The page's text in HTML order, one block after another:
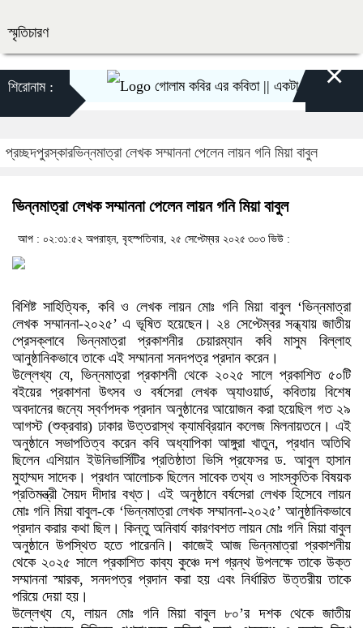
স্মৃতিচারণ
শিরোনাম : গোলাম কবির এর কবিতা || একটা কাঙ্ক্ষিত স্বপ্নের
×
প্রচ্ছদপুরস্কারভিন্নমাত্রা লেখক সম্মাননা পেলেন লায়ন গনি মিয়া বাবুল
ভিন্নমাত্রা লেখক সম্মাননা পেলেন লায়ন গনি মিয়া বাবুল
আপ : ০২:৩১:৫২ অপরাহ্ন, বৃহস্পতিবার, ২৫ সেপ্টেম্বর ২০২৫ ৩০৩ ভিউ :
বিশিষ্ট সাহিত্যিক, কবি ও লেখক লায়ন মোঃ গনি মিয়া বাবুল ‘ভিন্নমাত্রা
লেখক সম্মাননা-২০২৫’ এ ভূষিত হয়েছেন। ২৪ সেপ্টেম্বর সন্ধ্যায় জাতীয়
প্রেসক্লাবে ভিন্নমাত্রা প্রকাশনীর চেয়ারম্যান কবি মাসুম বিল্লাহ
আনুষ্ঠানিকভাবে তাকে এই সম্মাননা সনদপত্র প্রদান করেন।
উল্লেখ্য যে, ভিন্নমাত্রা প্রকাশনী থেকে ২০২৫ সালে প্রকাশিত ৫০টি
বইয়ের প্রকাশনা উৎসব ও বর্ষসেরা লেখক অ্যাওয়ার্ড, কবিতায় বিশেষ
অবদানের জন্যে স্বর্ণপদক প্রদান অনুষ্ঠানের আয়োজন করা হয়েছিল গত ২৯
আগস্ট (শুক্রবার) ঢাকার উত্তরাস্থ ক্যামব্রিয়ান কলেজ মিলনায়তনে। এই
অনুষ্ঠানে সভাপতিত্ব করেন কবি অধ্যাপিকা আঙ্গুরা খাতুন, প্রধান অতিথি
ছিলেন এশিয়ান ইউনিভার্সিটির প্রতিষ্ঠাতা ভিসি প্রফেসর ড. আবুল হাসান
মুহাম্মদ সাদেক। প্রধান আলোচক ছিলেন সাবেক তথ্য ও সাংস্কৃতিক বিষয়ক
প্রতিমন্ত্রী সৈয়দ দীদার বখ্ত। এই অনুষ্ঠানে বর্ষসেরা লেখক হিসেবে লায়ন
মোঃ গনি মিয়া বাবুল-কে ‘ভিন্নমাত্রা লেখক সম্মাননা-২০২৫’ আনুষ্ঠানিকভাবে
প্রদান করার কথা ছিল। কিন্তু অনিবার্য কারণবশত লায়ন মোঃ গনি মিয়া বাবুল
অনুষ্ঠানে উপস্থিত হতে পারেননি। কাজেই আজ ভিন্নমাত্রা প্রকাশনীয়
থেকে ২০২৫ সালে প্রকাশিত কাব্য কুঞ্চে দশ গ্রন্থ উপলক্ষে তাকে উক্ত
সম্মাননা স্মারক, সনদপত্র প্রদান করা হয় এবং নির্ধারিত উত্তরীয় তাকে
পরিয়ে দেয়া হয়।
উল্লেখ্য যে, লায়ন মোঃ গনি মিয়া বাবুল ৮০’র দশক থেকে জাতীয়